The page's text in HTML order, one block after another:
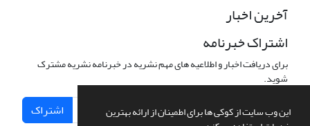
این وب سایت از کوکی ها برای اطمینان از ارائه بهترین
آخرین اخبار
اشتراک خبرنامه
برای دریافت اخبار و اطلاعیه های مهم نشریه در خبرنامه نشریه مشترک
شوید.
اشتراک